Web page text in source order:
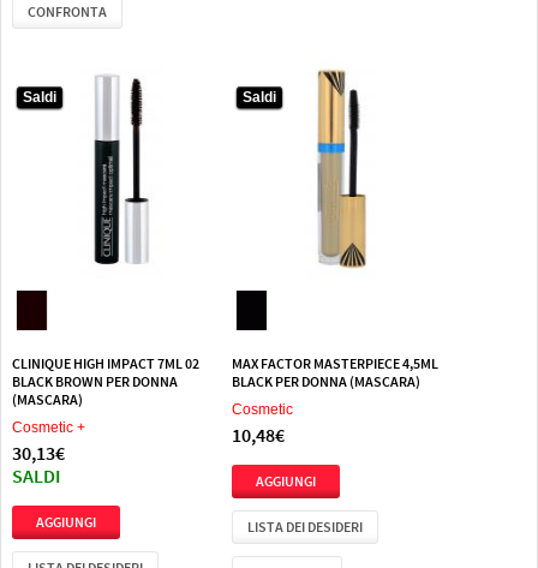
CONFRONTA
Saldi
Saldi
CLINIQUE HIGH IMPACT 7ML 02
BLACK BROWN PER DONNA
(MASCARA)
Cosmetic +
30,13€
SALDI
Saldi
Saldi
MAX FACTOR MASTERPIECE 4,5ML
BLACK PER DONNA (MASCARA)
Cosmetic
10,48€
LISTA DEI DESIDERI